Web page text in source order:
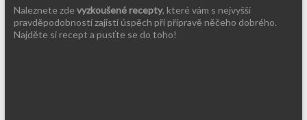
Naleznete zde vyzkoušené recepty, které vám s nejvyšší
pravděpodobností zajistí úspěch při přípravě něčeho dobrého.
Najděte si recept a pusťte se do toho!